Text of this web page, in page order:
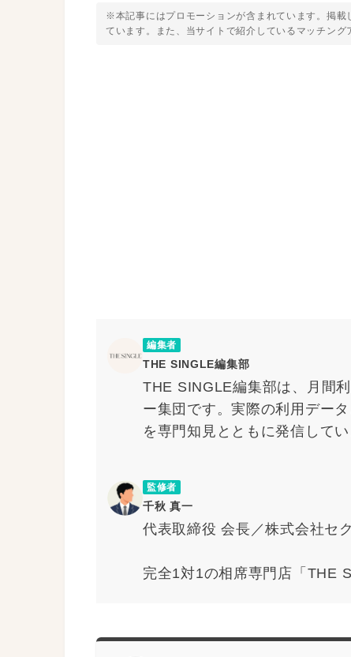
※本記事にはプロモーションが含まれています。掲載
ています。また、当サイトで紹介しているマッチン
編集者
THE SINGLE編集部
THE SINGLE編集部は、月間
ー集団です。実際の利用デー
を専門知見とともに発信してい
監修者
千秋 真一
代表取締役 会長／株式会社セ
完全1対1の相席専門店「THE
「パブリックスタンド」など